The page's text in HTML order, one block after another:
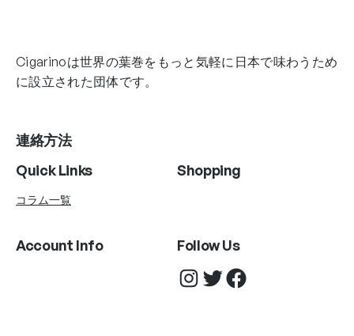
Cigarinoは世界の葉巻をもっと気軽に日本で味わうため
に設立された団体です。
連絡方法
Quick Links
コラム一覧
Shopping
Account Info Follow Us
Instagram Twitter Facebook